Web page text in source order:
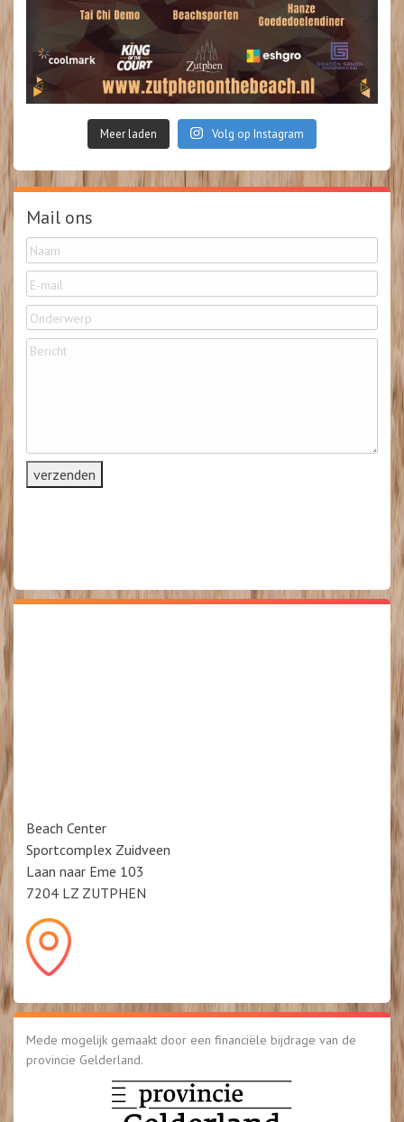
Meer laden Volg op Instagram
Mail ons
Beach Center
Sportcomplex Zuidveen
Laan naar Eme 103
7204 LZ ZUTPHEN
Mede mogelijk gemaakt door een financiële bijdrage van de
provincie Gelderland.